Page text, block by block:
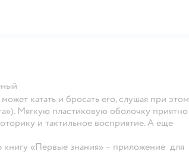
катать и бросать его, слушая при этом
Мягкую пластиковую оболочку приятно
и тактильное восприятие. А еще
«Первые знания» – приложение для